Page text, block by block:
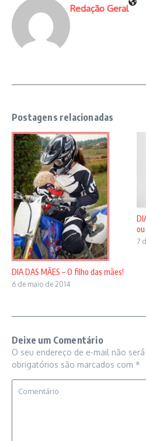
Redação Geral
Postagens relacionadas
DIA DAS MÃES – O filho das mães!
6 de maio de 2014
7
Deixe um Comentário
O seu endereço de e-mail não
obrigatórios são marcados com *